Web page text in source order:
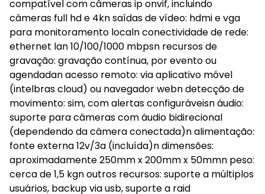
compatível com câmeras ip onvif, incluindo
câmeras full hd e 4kn saídas de vídeo: hdmi e vga
para monitoramento localn conectividade de rede:
ethernet lan 10/100/1000 mbpsn recursos de
gravação: gravação contínua, por evento ou
agendadan acesso remoto: via aplicativo móvel
(intelbras cloud) ou navegador webn detecção de
movimento: sim, com alertas configuráveisn áudio:
suporte para câmeras com áudio bidirecional
(dependendo da câmera conectada)n alimentação:
fonte externa 12v/3a (incluída)n dimensões:
aproximadamente 250mm x 200mm x 50mmn peso:
cerca de 1,5 kgn outros recursos: suporte a múltiplos
usuários, backup via usb, suporte a raid